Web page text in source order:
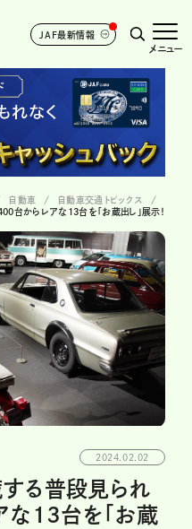
JAF最新情報
メニュー
自動車
自動車交通トピックス
台からレアな13台を「お蔵出し」展示！
2024.02.02
する普段見られ
13台を「お蔵